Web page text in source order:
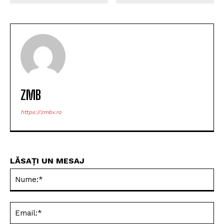
ZMB
https://zmbv.ro
LĂSAȚI UN MESAJ